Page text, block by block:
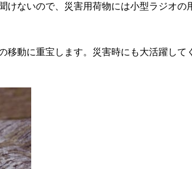
ないので、災害用荷物には小型ラジオ
動に重宝します。災害時にも大活躍し